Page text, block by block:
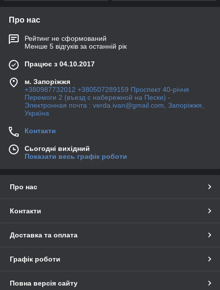
Про нас
Рейтинг не сформований
Менше 5 відгуків за останній рік
Працює з 04.10.2017
м. Запоріжжя
+380987732012 +380507289159 Проспект 40-рiччя
Перемоги 2 (въезд с набережной на Пески) -
Электронная почта : verda.ivan@gmail.com, Запоріжжя,
Україна
Контакти
Сьогодні вихідний
Показати весь графік роботи
Про нас
Контакти
Доставка та оплата
Графік роботи
Повна версія сайту